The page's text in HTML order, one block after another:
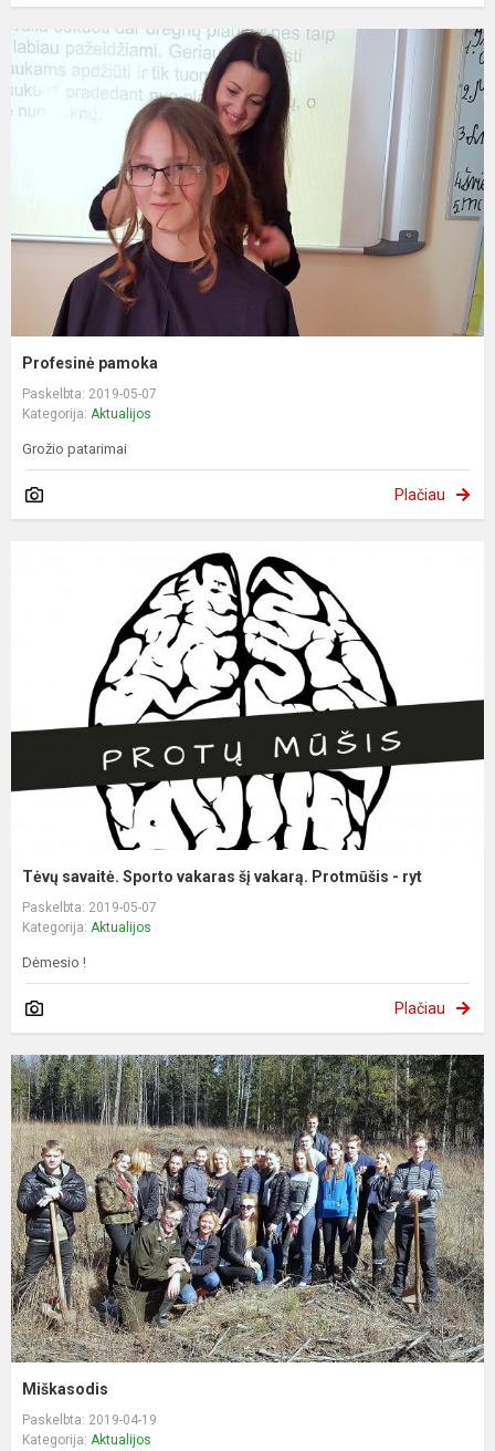
Profesinė pamoka
Paskelbta: 2019-05-07
Kategorija: Aktualijos
Grožio patarimai
Plačiau
Tėvų savaitė. Sporto vakaras šį vakarą. Protmūšis - ryt
Paskelbta: 2019-05-07
Kategorija: Aktualijos
Dėmesio !
Plačiau
Miškasodis
Paskelbta: 2019-04-19
Kategorija: Aktualijos